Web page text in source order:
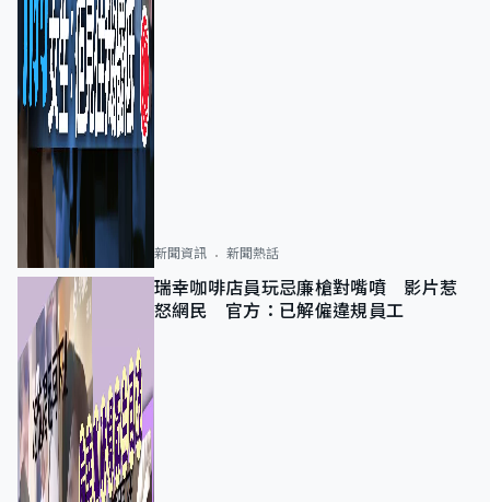
新聞資訊 新聞熱話
瑞幸咖啡店員玩忌廉槍對嘴噴 影片惹
怒網民 官方：已解僱違規員工